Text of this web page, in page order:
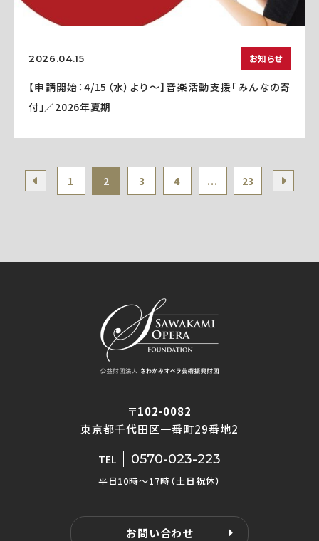
2026.04.15 お知らせ
【申請開始：4/15（水）より～】音楽活動支援「みんなの寄
付」／2026年夏期
1 2 3 4 ... 23
〒102-0082
東京都千代田区一番町29番地2
TEL 0570-023-223
平日10時〜17時（土日祝休）
お問い合わせ